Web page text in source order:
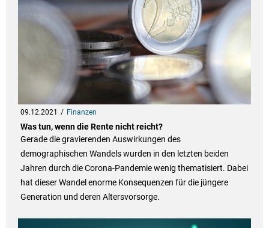
09.12.2021 Finanzen
Was tun, wenn die Rente nicht reicht?
Gerade die gravierenden Auswirkungen des
demographischen Wandels wurden in den letzten beiden
Jahren durch die Corona-Pandemie wenig thematisiert. Dabei
hat dieser Wandel enorme Konsequenzen für die jüngere
Generation und deren Altersvorsorge.